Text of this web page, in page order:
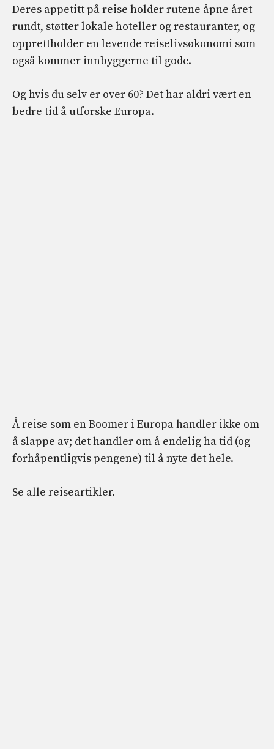
Deres appetitt på reise holder rutene åpne året
rundt, støtter lokale hoteller og restauranter, og
opprettholder en levende reiselivsøkonomi som
også kommer innbyggerne til gode.
Og hvis du selv er over 60? Det har aldri vært en
bedre tid å utforske Europa.
Å reise som en Boomer i Europa handler ikke om
å slappe av; det handler om å endelig ha tid (og
forhåpentligvis pengene) til å nyte det hele.
Se alle reiseartikler.